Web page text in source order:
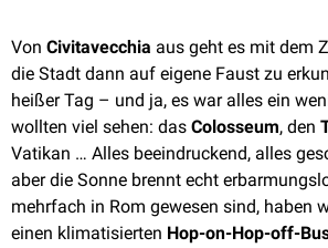
Von Civitavecchia aus geht es mit dem
die Stadt dann auf eigene Faust zu
heißer Tag – und ja, es war alles ein
wollten viel sehen: das Colosseum, den
Vatikan … Alles beeindruckend, alles
aber die Sonne brennt echt
mehrfach in Rom gewesen sind, haben
einen klimatisierten Hop-on-Hop-off-